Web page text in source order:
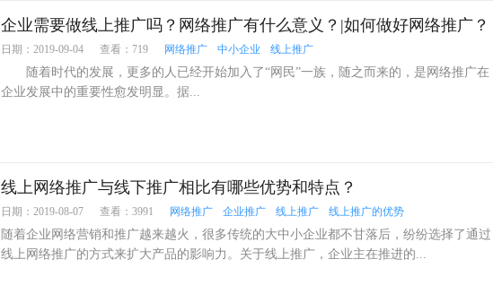
企业需要做线上推广吗？网络推广有什么意义？|如何做好网络推广？
日期：2019-09-04 查看：719 网络推广 中小企业 线上推广
随着时代的发展，更多的人已经开始加入了“网民”一族，随之而来的，是网络推广在
企业发展中的重要性愈发明显。据...
线上网络推广与线下推广相比有哪些优势和特点？
日期：2019-08-07 查看：3991 网络推广 企业推广 线上推广 线上推广的优势
随着企业网络营销和推广越来越火，很多传统的大中小企业都不甘落后，纷纷选择了通过
线上网络推广的方式来扩大产品的影响力。关于线上推广，企业主在推进的...